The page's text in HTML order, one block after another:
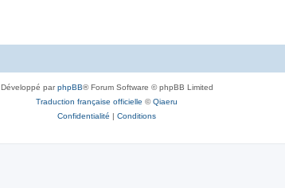
Développé parphpBB® Forum Software © phpBB Limited
Traduction française officielle ©Qiaeru
Confidentialité | Conditions